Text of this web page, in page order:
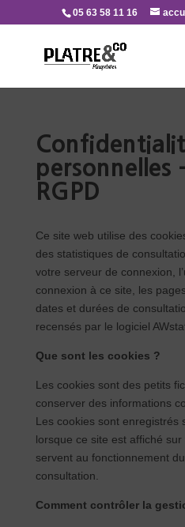
05 63 58 11 16
personnelles
RGPD
Ce site web utilise des
des statistiques de
votre serveur de connexion,
connexion à ce site, les
dates et durées de
recensés par le logiciel
Que sont les cookies ?
Les cookies sont des petits
conserver des informations
Les cookies sont enregistrés
lorsque ce site est affiché
servent au fonctionnement
consultation.
Comment contrôler la